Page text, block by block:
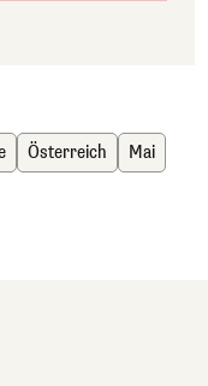
Österreich
Mai